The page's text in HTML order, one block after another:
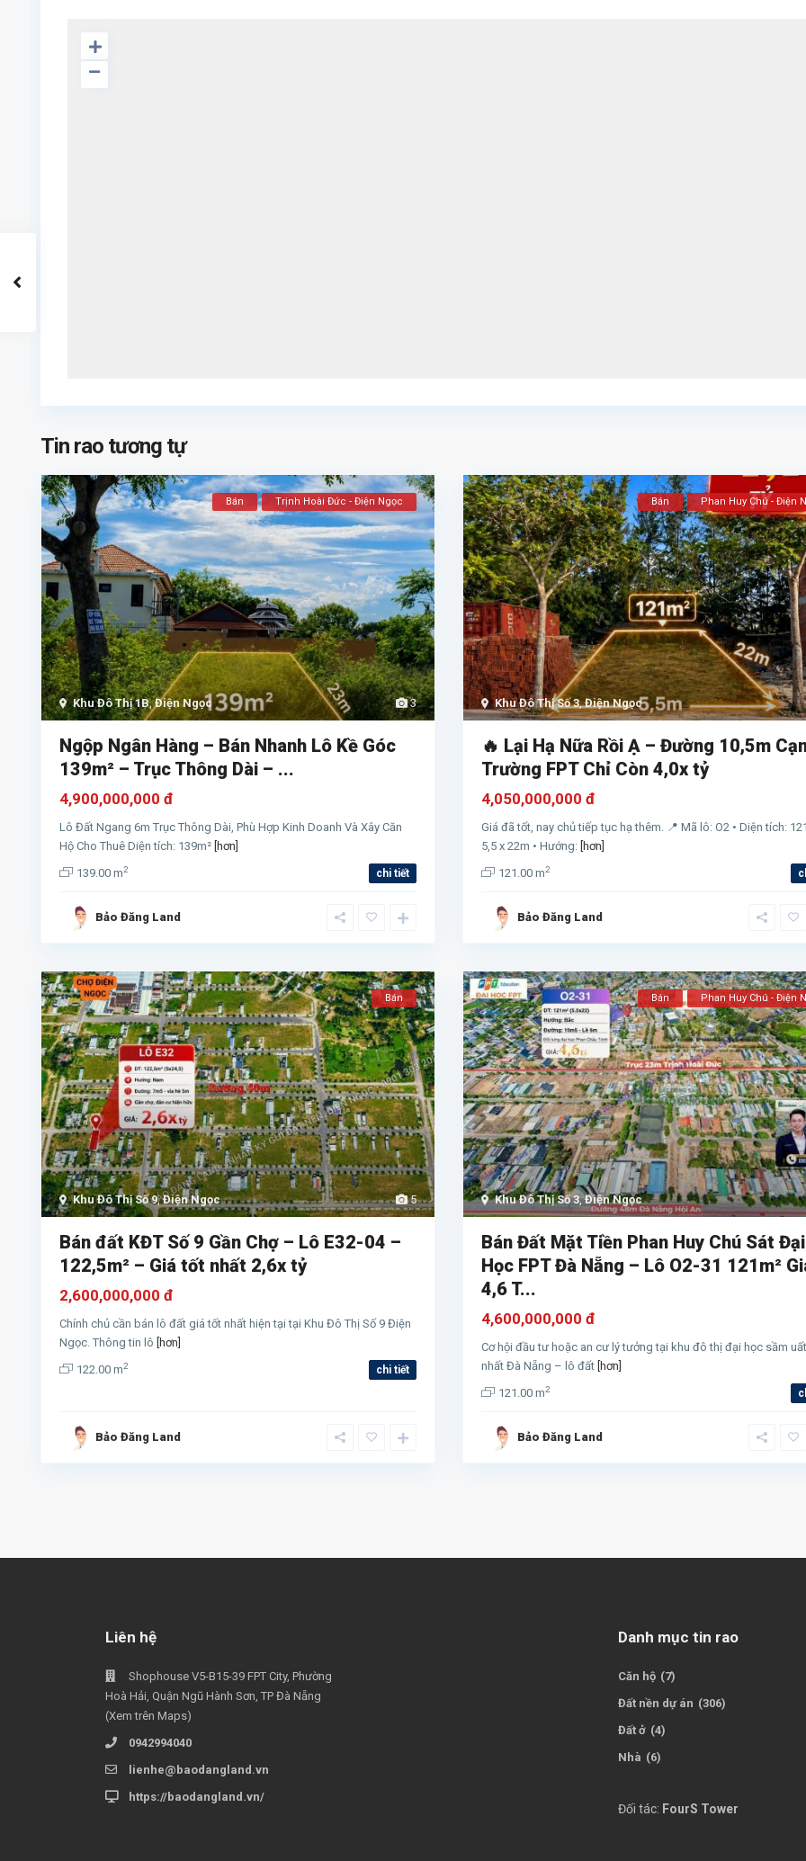
Tin rao tương tự
3
Khu Đô Thị 1B,Điện Ngọc
Bán Trịnh Hoài Đức - Điện Ngọc
Ngộp Ngân Hàng – Bán Nhanh Lô Kề Góc
139m² – Trục Thông Dài – ...
4,900,000,000 đ
Lô Đất Ngang 6m Trục Thông Dài, Phù Hợp Kinh Doanh Và Xây Căn
Hộ Cho Thuê Diện tích: 139m² [hơn]
139.00 m2 chi tiết
Bảo Đăng Land
Khu Đô Thị Số 3,Điện Ngọc
Bán Phan Huy Chú - Điện
🔥 Lại Hạ Nữa Rồi Ạ – Đường 10,5m
Trường FPT Chỉ Còn 4,0x tỷ
4,050,000,000 đ
Giá đã tốt, nay chủ tiếp tục hạ thêm. 📍 Mã lô: O2 • Diện tích:
5,5 x 22m • Hướng: [hơn]
121.00 m2
Bảo Đăng Land
5
Khu Đô Thị Số 9,Điện Ngọc
Bán
Bán đất KĐT Số 9 Gần Chợ – Lô E32-04 –
122,5m² – Giá tốt nhất 2,6x tỷ
2,600,000,000 đ
Chính chủ cần bán lô đất giá tốt nhất hiện tại tại Khu Đô Thị Số 9 Điện
Ngọc. Thông tin lô [hơn]
122.00 m2 chi tiết
Bảo Đăng Land
Khu Đô Thị Số 3,Điện Ngọc
Bán Phan Huy Chú - Điện
Bán Đất Mặt Tiền Phan Huy Chú Sát Đại
Học FPT Đà Nẵng – Lô O2-31 121m²
4,6 T...
4,600,000,000 đ
Cơ hội đầu tư hoặc an cư lý tưởng tại khu đô thị đại học sầm
nhất Đà Nẵng – lô đất [hơn]
121.00 m2
Bảo Đăng Land
Liên hệ
Shophouse V5-B15-39 FPT City, Phường
Hoà Hải, Quận Ngũ Hành Sơn, TP Đà Nẵng
(Xem trên Maps)
0942994040
lienhe@baodangland.vn
https://baodangland.vn/
Danh mục tin rao
Căn hộ (7)
Đất nền dự án (306)
Đất ở (4)
Nhà (6)
Đối tác: FourS Tower